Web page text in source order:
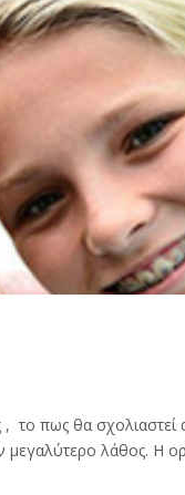
το πως θα σχολιαστεί
λάθος. Η